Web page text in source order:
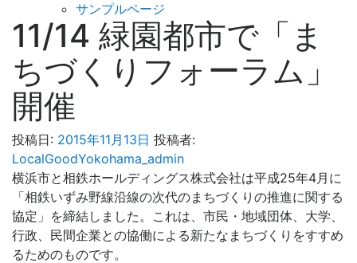
サンプルページ
11/14 緑園都市で「ま
ちづくりフォーラム」
開催
投稿日: 2015年11月13日 投稿者:
LocalGoodYokohama_admin
横浜市と相鉄ホールディングス株式会社は平成25年4月に
「相鉄いずみ野線沿線の次代のまちづくりの推進に関する
協定」を締結しました。これは、市民・地域団体、大学、
行政、民間企業との協働による新たなまちづくりをすすめ
るためのものです。